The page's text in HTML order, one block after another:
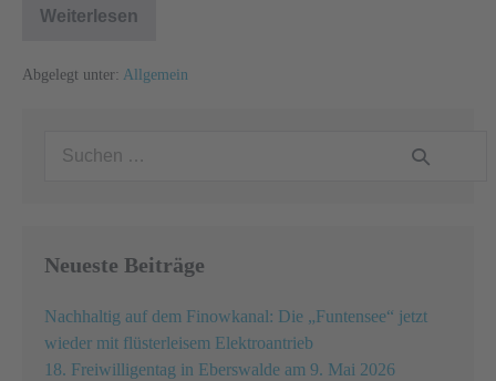
Weiterlesen
6.
Abgelegt unter: Allgemein
Suchen
Neueste Beiträge
Nachhaltig auf dem Finowkanal: Die „Funtensee“ jetzt
wieder mit flüsterleisem Elektroantrieb
18. Freiwilligentag in Eberswalde am 9. Mai 2026